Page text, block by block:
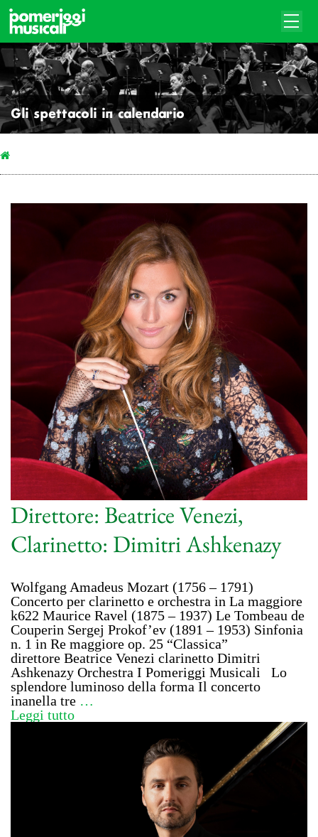
Gli spettacoli in calendario
Direttore: Beatrice Venezi,
Clarinetto: Dimitri Ashkenazy
Wolfgang Amadeus Mozart (1756 – 1791)
Concerto per clarinetto e orchestra in La maggiore
k622 Maurice Ravel (1875 – 1937) Le Tombeau de
Couperin Sergej Prokof’ev (1891 – 1953) Sinfonia
n. 1 in Re maggiore op. 25 “Classica”
direttore Beatrice Venezi clarinetto Dimitri
Ashkenazy Orchestra I Pomeriggi Musicali Lo
splendore luminoso della forma Il concerto
inanella tre …
Leggi tutto